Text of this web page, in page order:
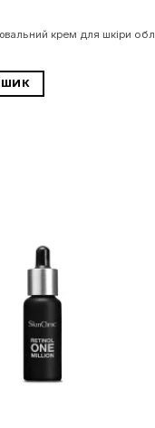
крем для шкіри